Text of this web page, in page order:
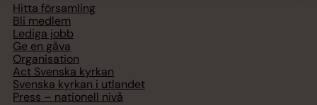
Hitta församling
Bli medlem
Lediga jobb
Ge en gåva
Organisation
Act Svenska kyrkan
Svenska kyrkan i utlandet
Press – nationell nivå